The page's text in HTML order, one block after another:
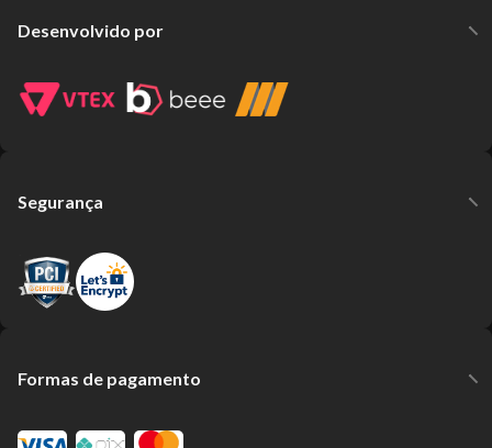
Desenvolvido por
Segurança
Formas de pagamento